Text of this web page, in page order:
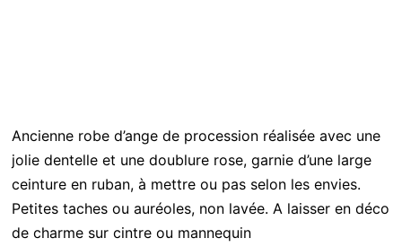
Ancienne robe d’ange de procession réalisée avec une
jolie dentelle et une doublure rose, garnie d’une large
ceinture en ruban, à mettre ou pas selon les envies.
Petites taches ou auréoles, non lavée. A laisser en déco
de charme sur cintre ou mannequin